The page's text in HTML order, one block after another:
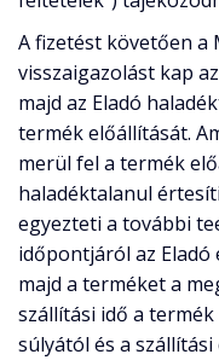
A fizetést követően a
visszaigazolást kap
majd az Eladó
termék előállítását.
merül fel a termék
haladéktalanul
egyezteti a további
időpontjáról az
majd a terméket a
szállítási idő a
súlyától és a